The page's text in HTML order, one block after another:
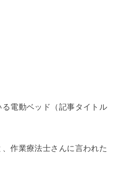
電動ベッド（記事タイトル
作業療法士さんに言われた